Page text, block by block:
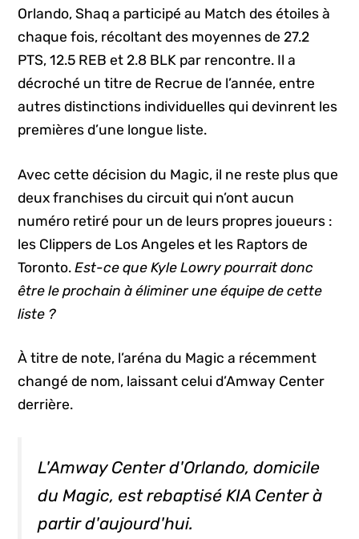
Orlando, Shaq a participé au Match des étoiles à
chaque fois, récoltant des moyennes de 27.2
PTS, 12.5 REB et 2.8 BLK par rencontre. Il a
décroché un titre de Recrue de l’année, entre
autres distinctions individuelles qui devinrent les
premières d’une longue liste.
Avec cette décision du Magic, il ne reste plus que
deux franchises du circuit qui n’ont aucun
numéro retiré pour un de leurs propres joueurs :
les Clippers de Los Angeles et les Raptors de
Toronto.Est-ce que Kyle Lowry pourrait donc
être le prochain à éliminer une équipe de cette
liste ?
À titre de note, l’aréna du Magic a récemment
changé de nom, laissant celui d’Amway Center
derrière.
L'Amway Center d'Orlando, domicile
du Magic, est rebaptisé KIA Center à
partir d'aujourd'hui.